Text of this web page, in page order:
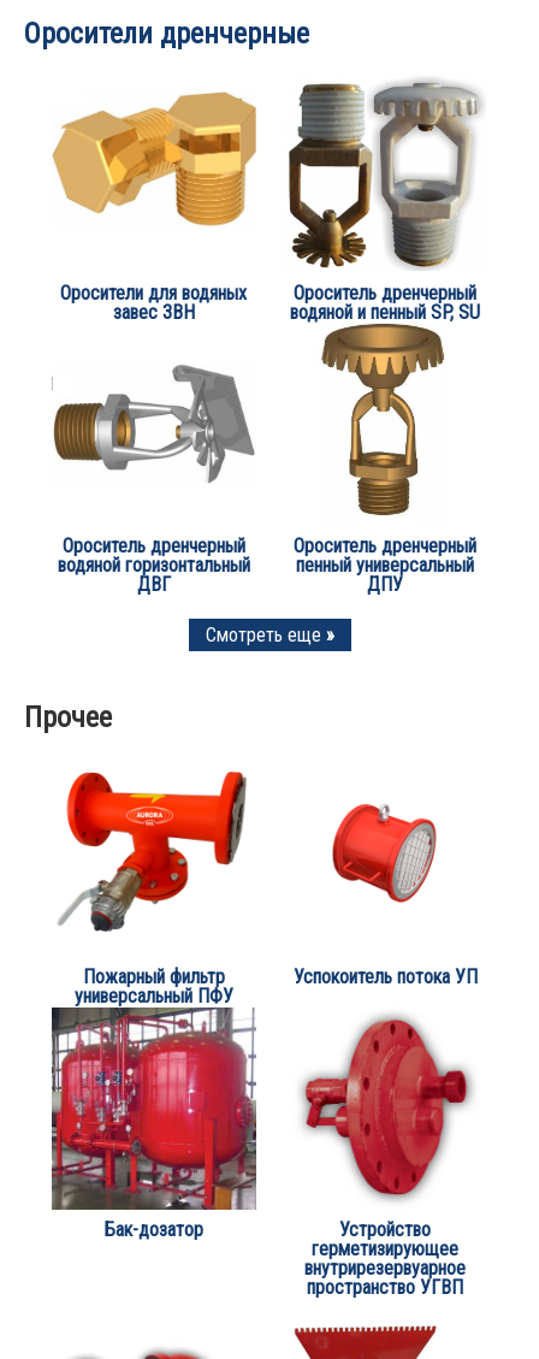
Оросители дренчерные
Оросители для водяных
завес ЗВН
Ороситель дренчерный
водяной и пенный SP, SU
Ороситель дренчерный
водяной горизонтальный
ДВГ
Ороситель дренчерный
пенный универсальный
ДПУ
Смотреть еще »
Прочее
Пожарный фильтр
универсальный ПФУ
Успокоитель потока УП
Бак-дозатор
Устройство
герметизирующее
внутрирезервуарное
пространство УГВП